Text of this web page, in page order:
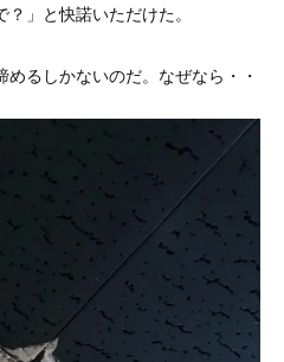
？」と快諾いただけた。
めるしかないのだ。なぜなら・・